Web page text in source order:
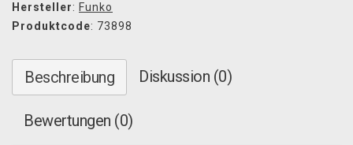
Hersteller: Funko
Produktcode: 73898
Beschreibung Diskussion (0)
Bewertungen (0)